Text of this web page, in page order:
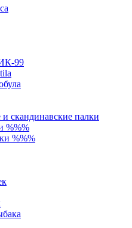
99
скандинавские палки
%%%
%%%